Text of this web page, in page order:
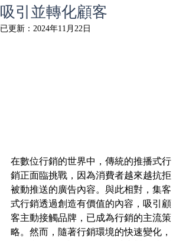
吸引並轉化顧客
已更新： 2024年11月22日
在數位行銷的世界中，傳統的推播式行
銷正面臨挑戰，因為消費者越來越抗拒
被動推送的廣告內容。與此相對，集客
式行銷透過創造有價值的內容，吸引顧
客主動接觸品牌，已成為行銷的主流策
略。然而，隨著行銷環境的快速變化，